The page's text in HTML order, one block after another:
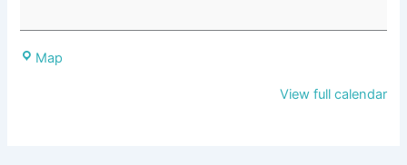
Грађанског
васпитања
Map
View full calendar